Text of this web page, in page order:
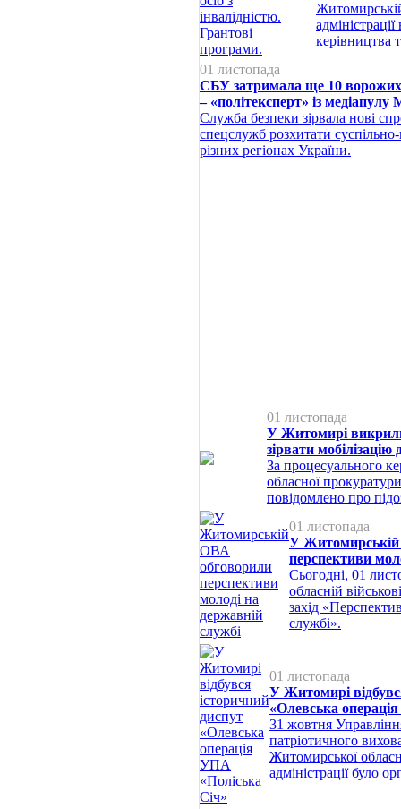
керівництва
01 листопада
СБУ затримала ще 10 ворожих
– «політексперт» із медіапулу
Служба безпеки зірвала нові
спецслужб розхитати
різних регіонах України.
01 листопада
У Житомирі викрили
зірвати
За процесуального
обласної
повідомлено про
01 листопада
У
перспективи
Сьогодні, 01
обласній
захід
службі».
01 листопада
У Житомирі
«Олевська
31 жовтня
патріотичного
Житомирської
адміністрації було